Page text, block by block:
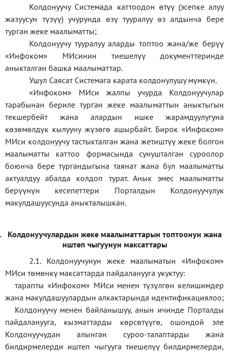
Колдонуучу Системада каттоодон өтүү (эсепке алуу
жазуусун түзүү) учурунда өзү тууралуу өз алдынча бере
турган жеке маалыматты;
Колдонуучу тууралуу аларды топтоо жана/же берүү
«Инфоком» МИсинин тиешелүү документтеринде
аныкталган башка маалыматтар.
Ушул Саясат Системага карата колдонулушу мүмкүн.
«Инфоком» МИси жалпы учурда Колдонуучулар
тарабынан бериле турган жеке маалыматтын аныктыгын
текшербейт жана алардын ишке жарамдуулугуна
көзөмөлдүк кылууну жүзөгө ашырбайт. Бирок «Инфоком»
МИси колдонуучу тастыкталган жана жетиштүү жеке болгон
маалыматты каттоо формасында сунушталган суроолор
боюнча бере тургандыгына таянат жана бул маалыматты
актуалдуу абалда колдоп турат. Анык эмес маалыматты
берүүнүн кесепеттери Порталдын Колдонуучулук
макулдашуусунда аныкталышкан.
Колдонуучулардын жеке маалыматтарын топтоонун жана
иштеп чыгуунун максаттары
2.1. Колдонуучунун жеке маалыматын «Инфоком»
МИси төмөнкү максаттарда пайдаланууга укуктуу:
тарапты «Инфоком» МИси менен түзүлгөн келишимдер
жана макулдашуулардын алкактарында идентификациялоо;
Колдонуучу менен байланышуу, анын ичинде Порталды
пайдаланууга, кызматтарды көрсөтүүгө, ошондой эле
Колдонуучудан алынган суроо-талаптарды жана
билдирмелерди иштеп чыгууга тиешелүү билдирмелерди,